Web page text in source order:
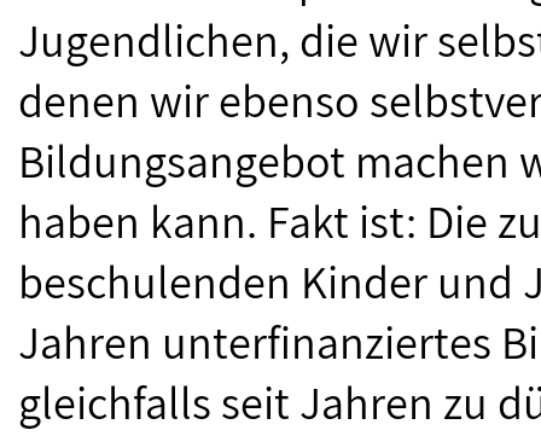
Jugendlichen, die wir
denen wir ebenso
Bildungsangebot machen
haben kann. Fakt ist: Die
beschulenden Kinder und
Jahren unterfinanziertes
gleichfalls seit Jahren zu